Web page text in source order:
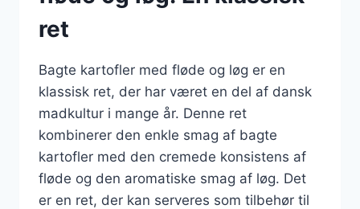
ret
Bagte kartofler med fløde og løg er en
klassisk ret, der har været en del af dansk
madkultur i mange år. Denne ret
kombinerer den enkle smag af bagte
kartofler med den cremede konsistens af
fløde og den aromatiske smag af løg. Det
er en ret, der kan serveres som tilbehør til